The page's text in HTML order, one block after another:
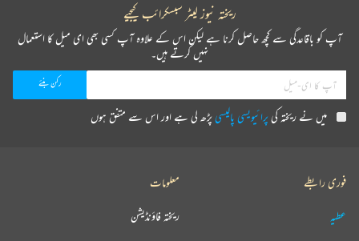
ریختہ نیوز لیٹر سبسکرائب کیجیے
آپ کو باقاعدگی سے کچھ حاصل کرنا ہے لیکن اس کے علاوہ آپ کسی بھی ای میل کا استعمال
نہیں کرتے ہیں۔
میں نے ریختہ کیپرائیویسی پالیسیپڑھ لی ہے اور اس سے متفق ہوں
فوری رابطے
عطیہ
معلومات
ریختہ فاؤنڈیشن